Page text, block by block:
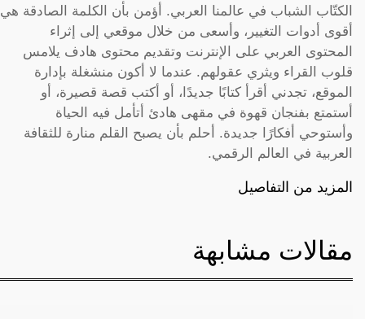
الكتّاب الشباب في عالمنا العربي. أؤمن بأن الكلمة الصادقة هي
أقوى أدوات التغيير، وأسعى من خلال موقعي إلى إثراء
المحتوى العربي على الإنترنت وتقديم محتوى هادف يلامس
قلوب القراء ويثري عقولهم. عندما لا أكون منشغلة بإدارة
الموقع، تجدني أقرأ كتابًا جديدًا، أو أكتب قصة قصيرة، أو
أستمتع بفنجان قهوة في مقهى هادئ أتأمل فيه الحياة
وأستوحي أفكارًا جديدة. أحلم بأن يصبح القلم منارة للثقافة
العربية في العالم الرقمي.
المزيد من التفاصيل
مقالات مشابهة